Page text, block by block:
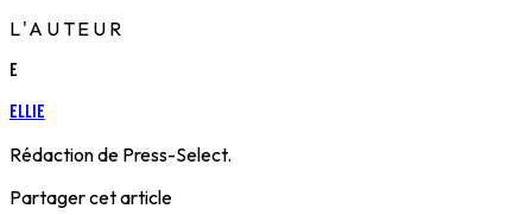
L'AUTEUR
E
Ellie
Rédaction de Press-Select.
Partager cet article